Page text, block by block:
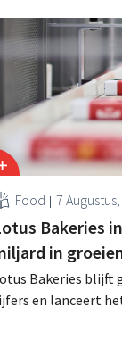
Food 7
Bakeries
in
Bakeries blijft
en lanceert